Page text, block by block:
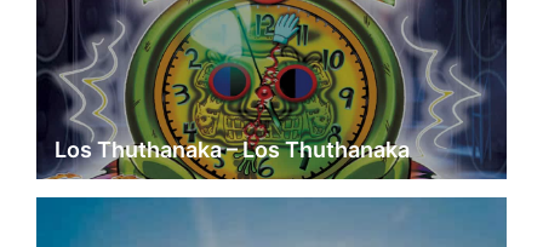
Los Thuthanaka – Los Thuthanaka